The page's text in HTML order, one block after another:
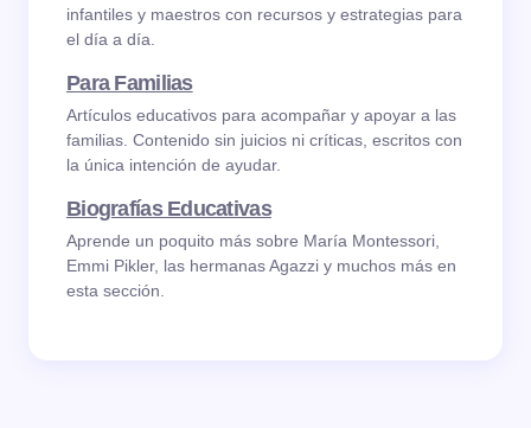
infantiles y maestros con recursos y estrategias para
el día a día.
Para Familias
Artículos educativos para acompañar y apoyar a las
familias. Contenido sin juicios ni críticas, escritos con
la única intención de ayudar.
Biografías Educativas
Aprende un poquito más sobre María Montessori,
Emmi Pikler, las hermanas Agazzi y muchos más en
esta sección.